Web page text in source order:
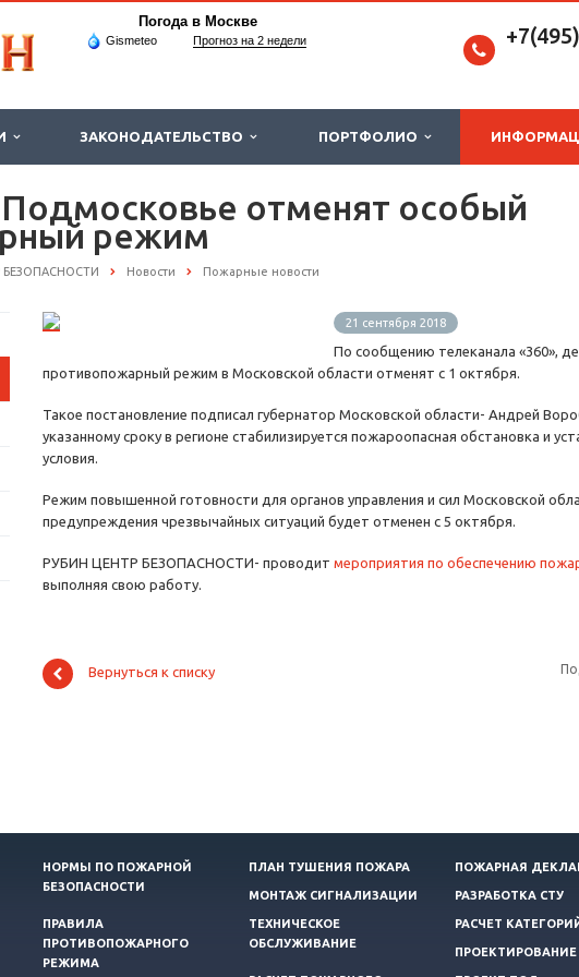
Погода в Москве
Gismeteo Прогноз на 2 недели
ЗАКОНОДАТЕЛЬСТВО ПОРТФОЛИО
Подмосковье отменят особый
режим
БЕЗОПАСНОСТИ Новости Пожарные новости
21 сентября 2018
По сообщению телеканала «360»,
противопожарный режим в Московской области отменят с 1 октября.
Такое постановление подписал губернатор Московской области- Андрей
указанному сроку в регионе стабилизируется пожароопасная обстановка и
условия.
Режим повышенной готовности для органов управления и сил Московской
предупреждения чрезвычайных ситуаций будет отменен с 5 октября.
РУБИН ЦЕНТР БЕЗОПАСНОСТИ- проводит мероприятия по обеспечению
выполняя свою работу.
Вернуться к списку
НОРМЫ ПО ПОЖАРНОЙ
БЕЗОПАСНОСТИ
ПЛАН ТУШЕНИЯ ПОЖАРА ПОЖАРНАЯ
МОНТАЖ СИГНАЛИЗАЦИИ РАЗРАБОТКА СТУ
ПРАВИЛА
ПРОТИВОПОЖАРНОГО
РЕЖИМА
ТЕХНИЧЕСКОЕ
ОБСЛУЖИВАНИЕ
РАСЧЕТ
ПРОЕКТИРОВАНИЕ